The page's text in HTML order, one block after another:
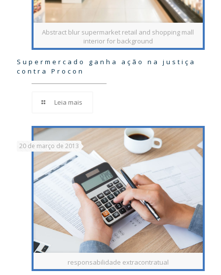
Abstract blur supermarket retail and shopping mall
interior for background
Supermercado ganha ação na justiça
contra Procon
Leia mais
responsabilidade extracontratual
20 de março de 2013